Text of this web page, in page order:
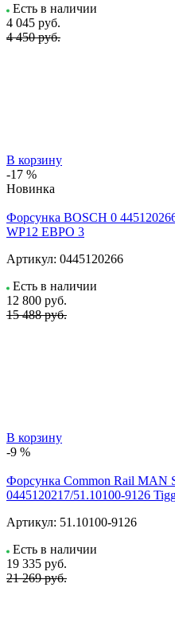
Есть в наличии
4 045 руб.
4 450 руб.
В корзину
-17 %
Новинка
Форсунка BOSCH 0
WP12 ЕВРО 3
Артикул: 0445120266
Есть в наличии
12 800 руб.
15 488 руб.
В корзину
-9 %
Форсунка Common Rail
0445120217/51.10100-9126
Артикул: 51.10100-9126
Есть в наличии
19 335 руб.
21 269 руб.